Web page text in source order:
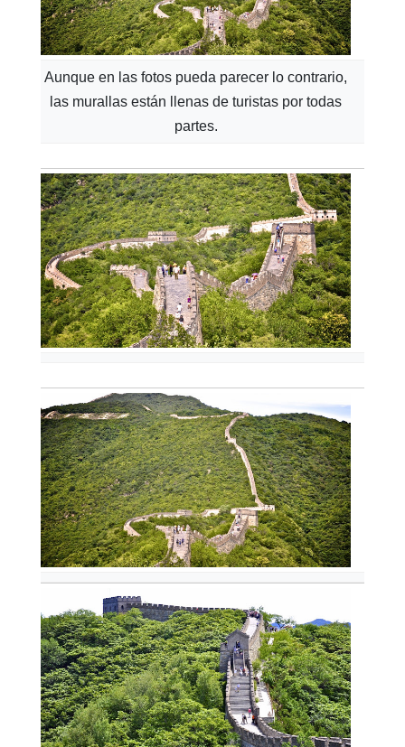
Aunque en las fotos pueda parecer lo contrario,
las murallas están llenas de turistas por todas
partes.